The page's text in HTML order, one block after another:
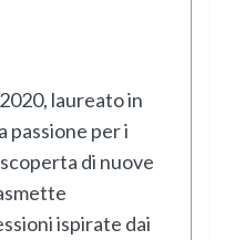
laureato in
passione per i
di nuove
ispirate dai